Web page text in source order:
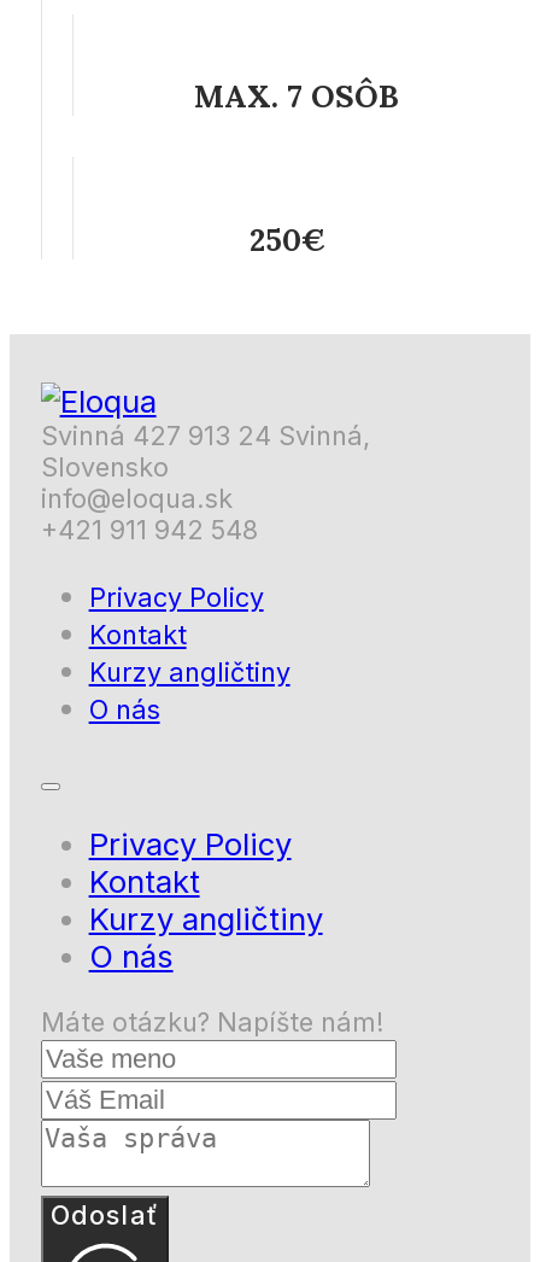
MAX. 7 OSÔB
250€
Svinná 427 913 24 Svinná,
Slovensko
info@eloqua.sk
+421 911 942 548
Privacy Policy
Kontakt
Kurzy angličtiny
O nás
Privacy Policy
Kontakt
Kurzy angličtiny
O nás
Máte otázku? Napíšte nám!
Odoslať